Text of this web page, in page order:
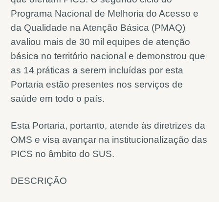
Programa Nacional de Melhoria do Acesso e
da Qualidade na Atenção Básica (PMAQ)
avaliou mais de 30 mil equipes de atenção
básica no território nacional e demonstrou que
as 14 práticas a serem incluídas por esta
Portaria estão presentes nos serviços de
saúde em todo o país.
Esta Portaria, portanto, atende às diretrizes da
OMS e visa avançar na institucionalização das
PICS no âmbito do SUS.
DESCRIÇÃO